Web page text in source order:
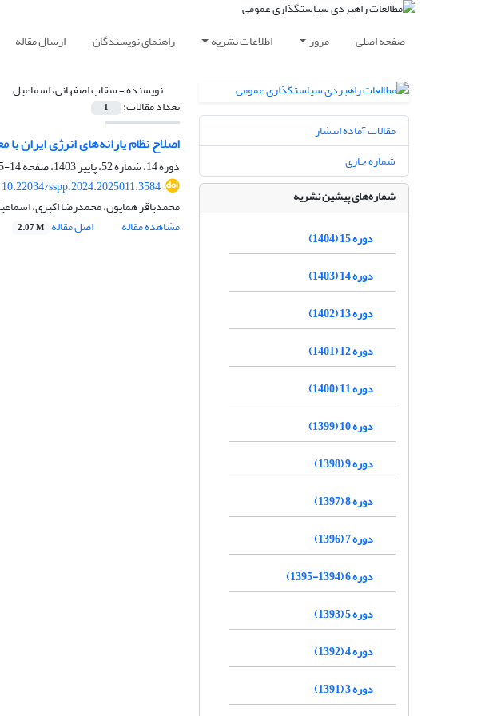
صفحه اصلی مرور اطلاعات نشریه راهنمای نویسندگان ارسال مقاله
نویسنده =سقاب اصفهانی، اسماعیل
تعداد مقالات: 1
اصلاح نظام یارانه‌های انرژی ایران
دوره 14، شماره 52، پاییز 1403، صفحه
14-45
10.22034/sspp.2024.2025011.3584
محمدباقر همایون، محمدرضا اکبری،
مشاهده مقاله
اصل مقاله 2.07 M
مقالات آماده انتشار
شماره جاری
شماره‌های پیشین نشریه
دوره 15 (1404)
دوره 14 (1403)
دوره 13 (1402)
دوره 12 (1401)
دوره 11 (1400)
دوره 10 (1399)
دوره 9 (1398)
دوره 8 (1397)
دوره 7 (1396)
دوره 6 (1394-1395)
دوره 5 (1393)
دوره 4 (1392)
دوره 3 (1391)